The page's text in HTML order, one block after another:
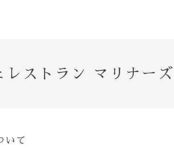
レストラン マリナーズ
いて